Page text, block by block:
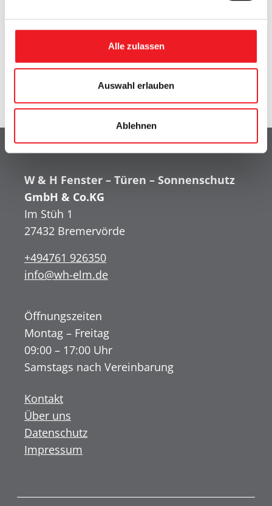
h
Alle zulassen
Auswahl erlauben
Ablehnen
W & H Fenster – Türen – Sonnenschutz
GmbH & Co.KG
Im Stüh 1
27432 Bremervörde
+494761 926350
info@wh-elm.de
Öffnungszeiten
Montag – Freitag
09:00 – 17:00 Uhr
Samstags nach Vereinbarung
Kontakt
Über uns
Datenschutz
Impressum